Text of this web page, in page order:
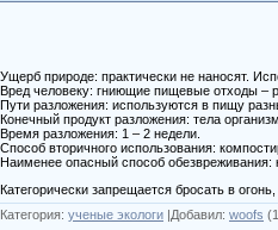
Ущерб природе: практически не наносят.
Вред человеку: гниющие пищевые отходы –
Пути разложения: используются в пищу
Конечный продукт разложения: тела
Время разложения: 1 – 2 недели.
Способ вторичного использования:
Наименее опасный способ обезвреживания:
Категорически запрещается бросать в
Категория: ученые экологи |Добавил: woofs